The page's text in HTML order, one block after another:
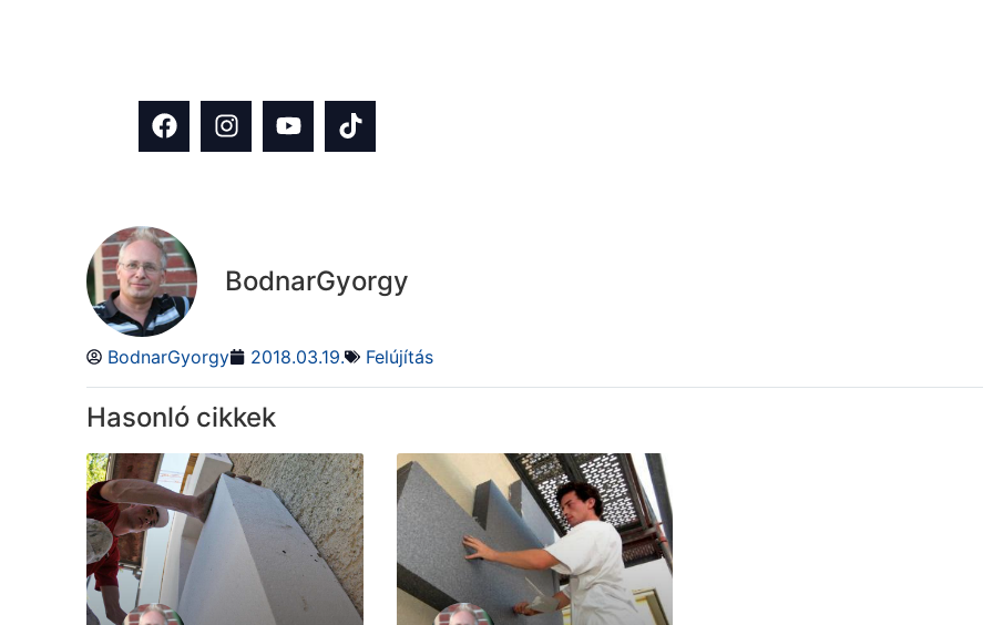
BodnarGyorgy
BodnarGyorgy 2018.03.19. Felújítás
Hasonló cikkek